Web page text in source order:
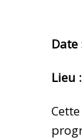
Date
Lieu :